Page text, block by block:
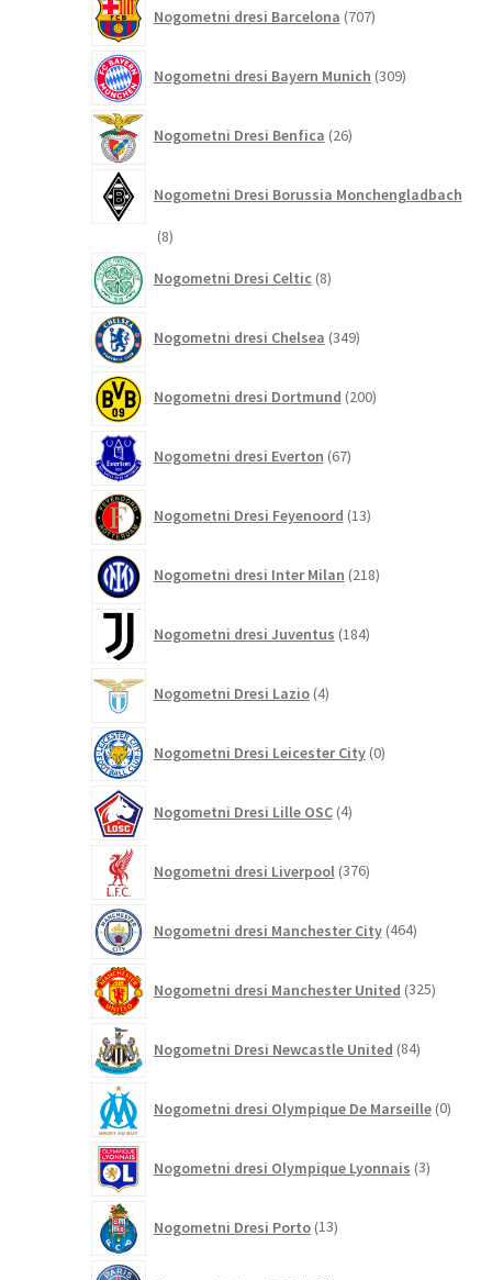
Nogometni dresi Barcelona 707izdelkov
Nogometni dresi Bayern Munich 309izdelkov
Nogometni Dresi Benfica 26izdelkov
Nogometni Dresi Borussia Monchengladbach
88
Nogometni Dresi Celtic 8izdelkov
Nogometni dresi Chelsea 349izdelkov
Nogometni dresi Dortmund 200izdelkov
Nogometni dresi Everton 67izdelkov
Nogometni Dresi Feyenoord 13izdelkov
Nogometni dresi Inter Milan 218izdelkov
Nogometni dresi Juventus 184izdelkov
Nogometni Dresi Lazio 4izdelki
Nogometni Dresi Leicester City 0izdelkov
Nogometni Dresi Lille OSC 4izdelki
Nogometni dresi Liverpool 376izdelkov
Nogometni dresi Manchester City 464izdelkov
Nogometni dresi Manchester United 325izdelkov
Nogometni Dresi Newcastle United 84izdelkov
Nogometni dresi Olympique De Marseille 0
Nogometni dresi Olympique Lyonnais 3izdelki
Nogometni Dresi Porto 13izdelkov